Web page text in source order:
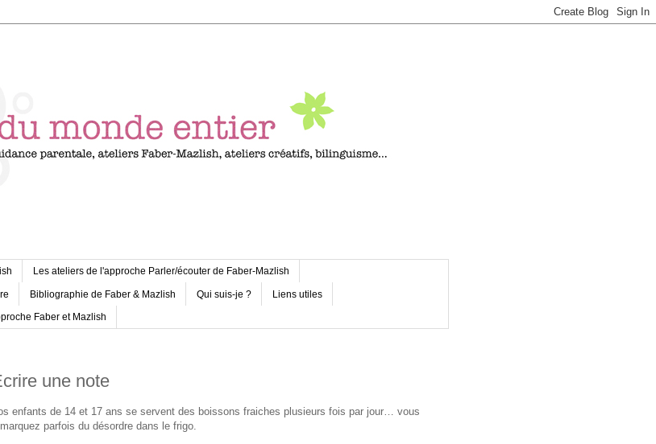
Les ateliers de l'approche Parler/écouter de Faber-Mazlish
Bibliographie de Faber & Mazlish Qui suis-je ? Liens utiles
Faber et Mazlish
une note
enfants de 14 et 17 ans se servent des boissons fraiches plusieurs fois par jour… vous
parfois du désordre dans le frigo.